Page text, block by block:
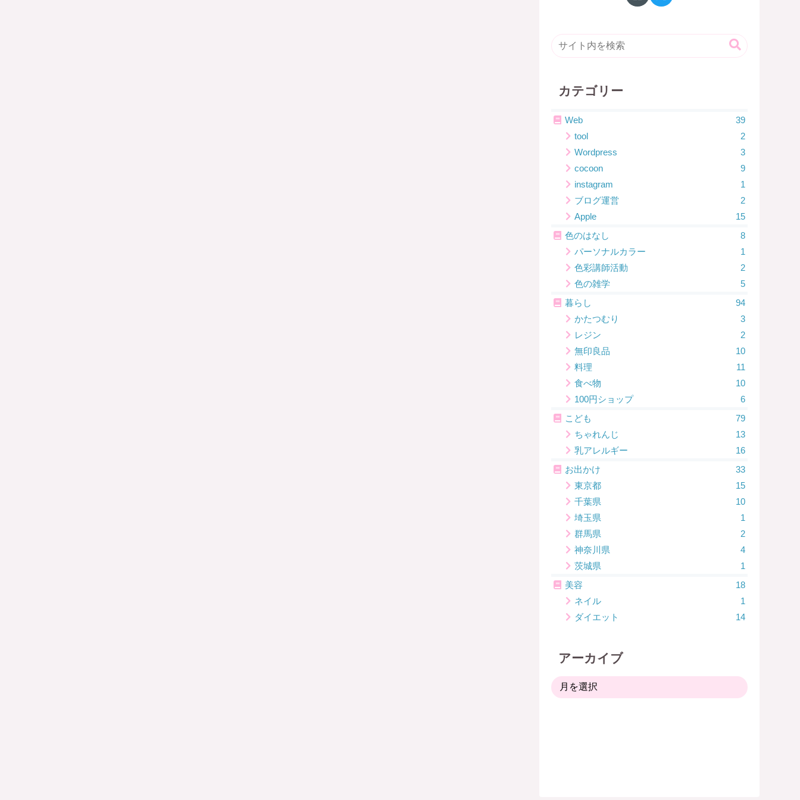
カテゴリー
Web
39
tool
2
Wordpress
3
cocoon
9
instagram
1
ブログ運営
2
Apple
15
色のはなし
8
パーソナルカラー
1
色彩講師活動
2
色の雑学
5
暮らし
94
かたつむり
3
レジン
2
無印良品
10
料理
11
食べ物
10
100円ショップ
6
こども
79
ちゃれんじ
13
乳アレルギー
16
お出かけ
33
東京都
15
千葉県
10
埼玉県
1
群馬県
2
神奈川県
4
茨城県
1
美容
18
ネイル
1
ダイエット
14
アーカイブ